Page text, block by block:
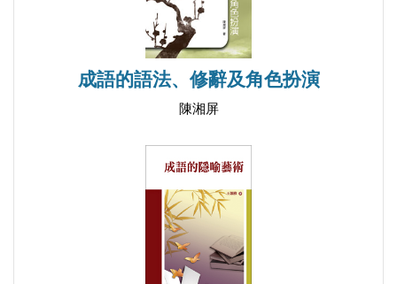
成語的語法、修辭及角色扮演
陳湘屏